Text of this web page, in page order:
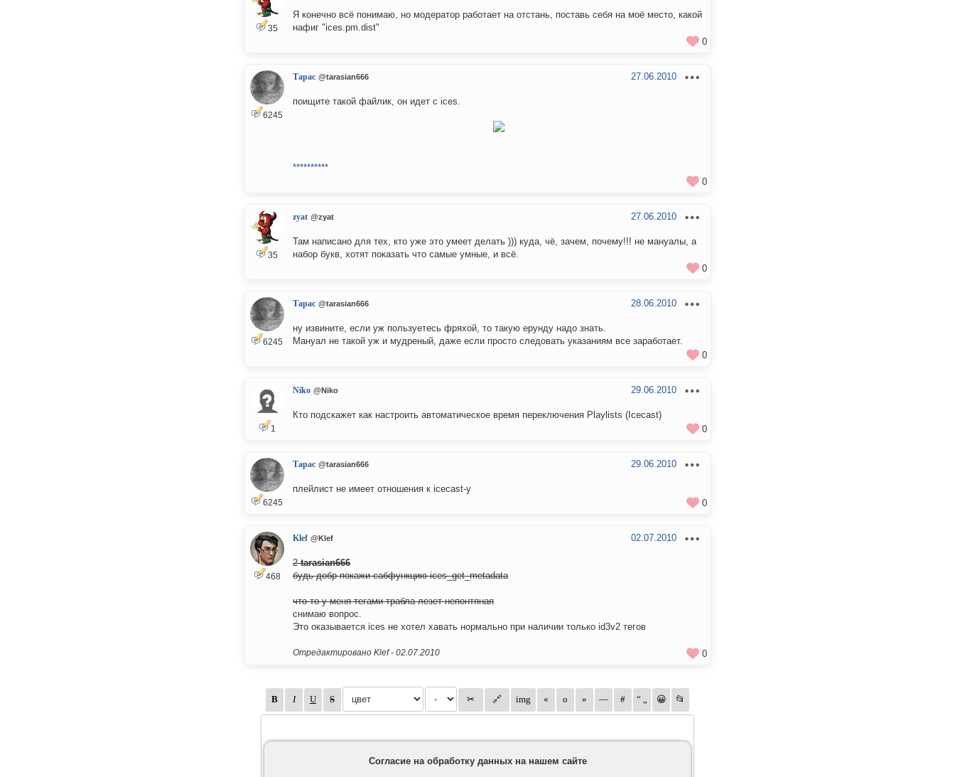
35
Я конечно всё понимаю, но модератор работает на отстань, поставь себя на моё место, какой
нафиг "ices.pm.dist"
0
6245
Тарас @tarasian666 27.06.2010
поищите такой файлик, он идет с ices.
**********
0
35
zyat @zyat 27.06.2010
Там написано для тех, кто уже это умеет делать ))) куда, чё, зачем, почему!!! не мануалы, а
набор букв, хотят показать что самые умные, и всё.
0
6245
Тарас @tarasian666 28.06.2010
ну извините, если уж пользуетесь фряхой, то такую ерунду надо знать.
Мануал не такой уж и мудреный, даже если просто следовать указаниям все заработает.
0
1
Niko @Niko 29.06.2010
Кто подскажет как настроить автоматическое время переключения Playlists (Icecast)
0
6245
Тарас @tarasian666 29.06.2010
плейлист не имеет отношения к icecast-у
0
468
Klef @Klef 02.07.2010
2tarasian666
будь добр покажи сабфункцию ices_get_metadata
что то у меня тегами трабла лезет непонтяная
снимаю вопрос.
Это оказывается ices не хотел хавать нормально при наличии только id3v2 тегов
Отредактировано Klef - 02.07.2010 0
Согласие на обработку данных на нашем сайте